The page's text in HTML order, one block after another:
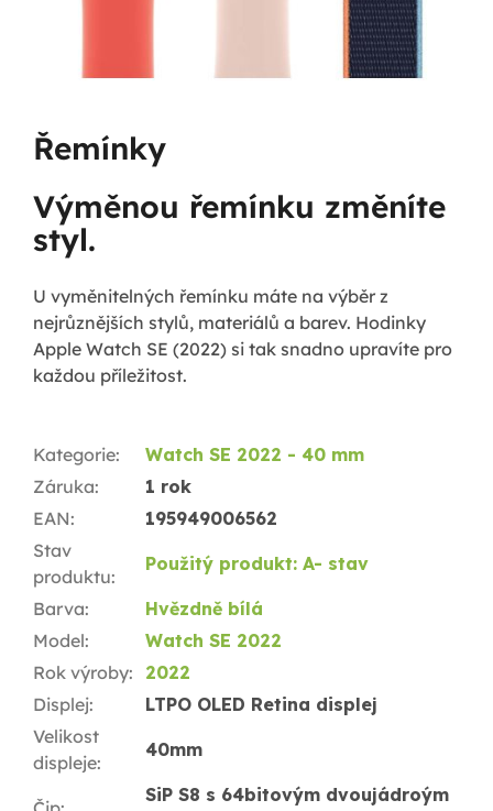
Řemínky
Výměnou řemínku změníte
styl.
U vyměnitelných řemínku máte na výběr z
nejrůznějších stylů, materiálů a barev. Hodinky
Apple Watch SE (2022) si tak snadno upravíte pro
každou příležitost.
Kategorie:
Watch SE 2022 - 40 mm
Záruka:
1 rok
EAN:
195949006562
Stav
produktu:
Použitý produkt: A- stav
Barva:
Hvězdně bílá
Model:
Watch SE 2022
Rok výroby:
2022
Displej:
LTPO OLED Retina displej
Velikost
displeje:
40mm
SiP S8 s 64bitovým dvoujádroým